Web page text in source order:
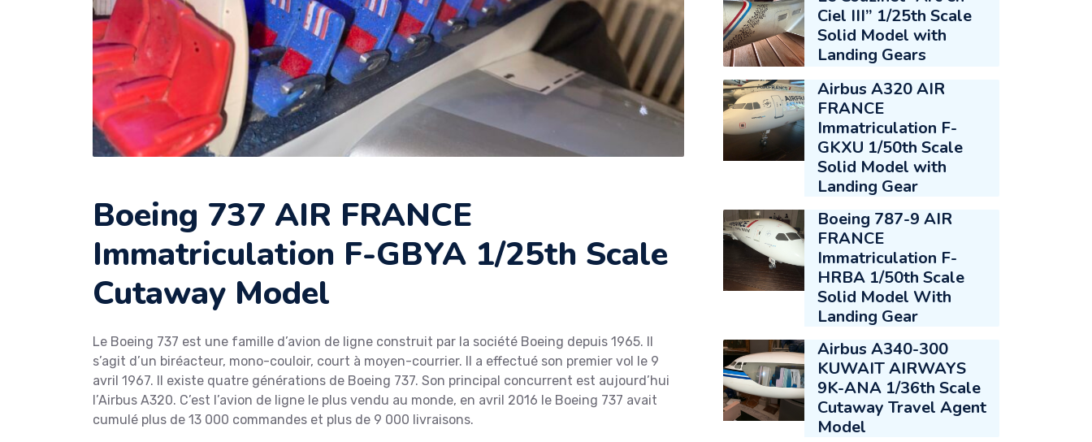
Boeing 737 AIR FRANCE
Immatriculation F-GBYA 1/25th Scale
Cutaway Model
Le Boeing 737 est une famille d’avion de ligne construit par la société Boeing depuis 1965. Il
s’agit d’un biréacteur, mono-couloir, court à moyen-courrier. Il a effectué son premier vol le 9
avril 1967. Il existe quatre générations de Boeing 737. Son principal concurrent est aujourd’hui
l’Airbus A320. C’est l’avion de ligne le plus vendu au monde, en avril 2016 le Boeing 737 avait
cumulé plus de 13 000 commandes et plus de 9 000 livraisons.
Ciel III” 1/25th Scale
Solid Model with
Landing Gears
Airbus A320 AIR
FRANCE
Immatriculation F-
GKXU 1/50th Scale
Solid Model with
Landing Gear
Boeing 787-9 AIR
FRANCE
Immatriculation F-
HRBA 1/50th Scale
Solid Model With
Landing Gear
Airbus A340-300
KUWAIT AIRWAYS
9K-ANA 1/36th Scale
Cutaway Travel Agent
Model